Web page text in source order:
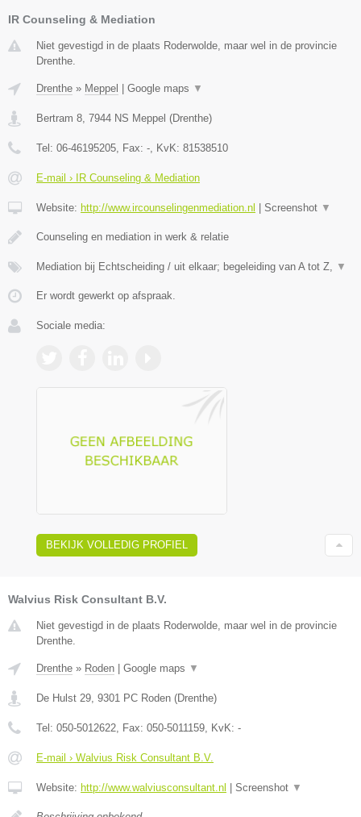
IR Counseling & Mediation
Niet gevestigd in de plaats Roderwolde, maar wel in de provincie
Drenthe.
Drenthe » Meppel Google maps ▼
Bertram 8 7944 NS Meppel (Drenthe)
Tel: 06-46195205 , Fax: - , KvK: 81538510
E-mail › IR Counseling & Mediation
Website: http://www.ircounselingenmediation.nl Screenshot ▼
Counseling en mediation in werk & relatie
Mediation bij Echtscheiding / uit elkaar; begeleiding van A tot Z, ▼
Er wordt gewerkt op afspraak.
Sociale media:
BEKIJK VOLLEDIG PROFIEL
Walvius Risk Consultant B.V.
Niet gevestigd in de plaats Roderwolde, maar wel in de provincie
Drenthe.
Drenthe » Roden Google maps ▼
De Hulst 29, 9301 PC Roden (Drenthe)
Tel: 050-5012622, Fax: 050-5011159, KvK: -
E-mail › Walvius Risk Consultant B.V.
Website: http://www.walviusconsultant.nl Screenshot ▼